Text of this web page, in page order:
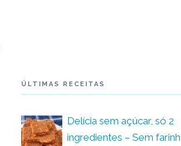
ÚLTIMAS RECEITAS
Delícia sem açúcar, só 2
ingredientes – Sem